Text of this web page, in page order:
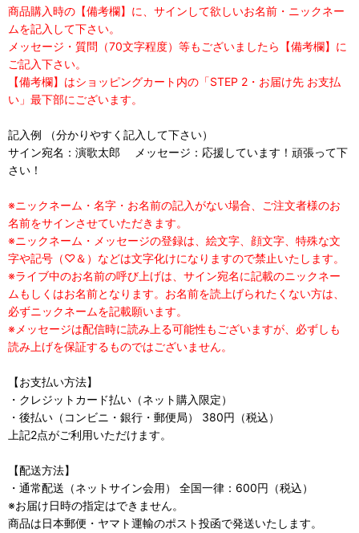
商品購入時の【備考欄】に、サインして欲しいお名前・ニックネー
ムを記入して下さい。
メッセージ・質問（70文字程度）等もございましたら【備考欄】に
ご記入下さい。
【備考欄】はショッピングカート内の「STEP 2・お届け先 お支払
い」最下部にございます。
記入例 （分かりやすく記入して下さい）
サイン宛名：演歌太郎 メッセージ：応援しています！頑張って下
さい！
※ニックネーム・名字・お名前の記入がない場合、ご注文者様のお
名前をサインさせていただきます。
※ニックネーム・メッセージの登録は、絵文字、顔文字、特殊な文
字や記号（♡＆）などは文字化けになりますので禁止いたします。
※ライブ中のお名前の呼び上げは、サイン宛名に記載のニックネー
ムもしくはお名前となります。お名前を読上げられたくない方は、
必ずニックネームを記載願います。
※メッセージは配信時に読み上る可能性もございますが、必ずしも
読み上げを保証するものではございません。
【お支払い方法】
・クレジットカード払い（ネット購入限定）
・後払い（コンビニ・銀行・郵便局） 380円（税込）
上記2点がご利用いただけます。
【配送方法】
・通常配送（ネットサイン会用） 全国一律：600円（税込）
※お届け日時の指定はできません。
商品は日本郵便・ヤマト運輸のポスト投函で発送いたします。